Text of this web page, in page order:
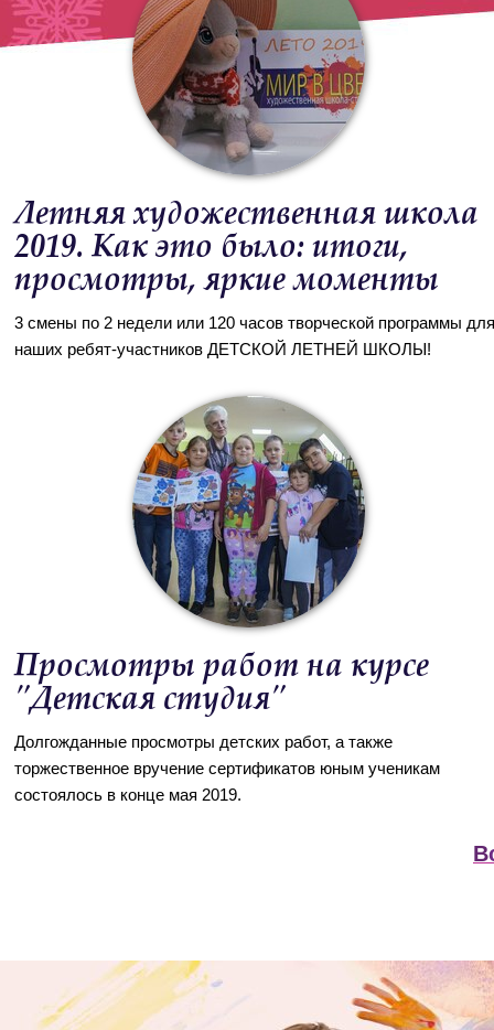
Летняя художественная школа
2019. Как это было: итоги,
просмотры, яркие моменты
3 смены по 2 недели или 120 часов творческой программы для
наших ребят-участников ДЕТСКОЙ ЛЕТНЕЙ ШКОЛЫ!
Просмотры работ на курсе
"Детская студия"
Долгожданные просмотры детских работ, а также
торжественное вручение сертификатов юным ученикам
состоялось в конце мая 2019.
В